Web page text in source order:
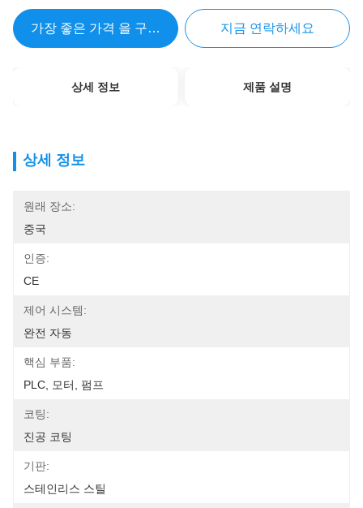
가장 좋은 가격 을 구하라 지금 연락하세요
상세 정보 제품 설명
상세 정보
원래 장소:
중국
인증:
CE
제어 시스템:
완전 자동
핵심 부품:
PLC, 모터, 펌프
코팅:
진공 코팅
기판:
스테인리스 스틸